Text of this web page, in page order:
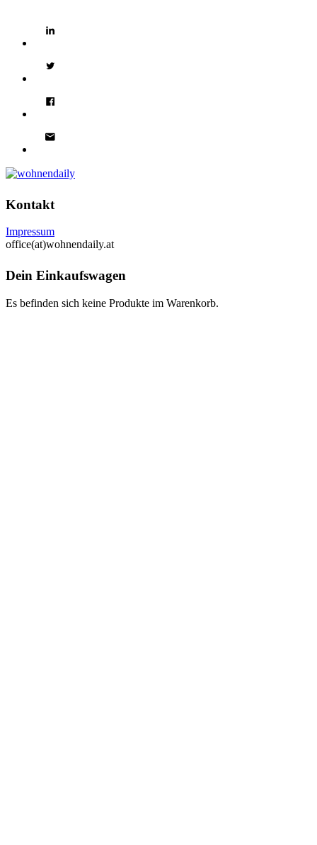
Kontakt
Impressum
office(at)wohnendaily.at
Dein Einkaufswagen
Es befinden sich keine Produkte im Warenkorb.